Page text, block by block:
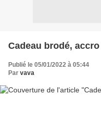
Cadeau brodé,
Publié le 05/01/2022 à 05:44
Par vava